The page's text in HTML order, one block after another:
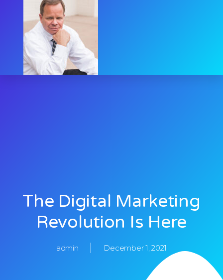
The Digital Marketing
Revolution Is Here
admin December 1, 2021